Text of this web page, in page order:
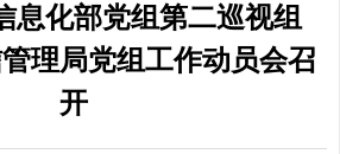
息化部党组第二巡视组
理局党组工作动员会召
开